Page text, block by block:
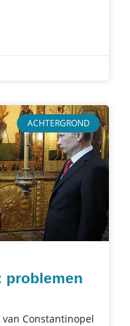
ACHTERGROND
problemen
Constantinopel